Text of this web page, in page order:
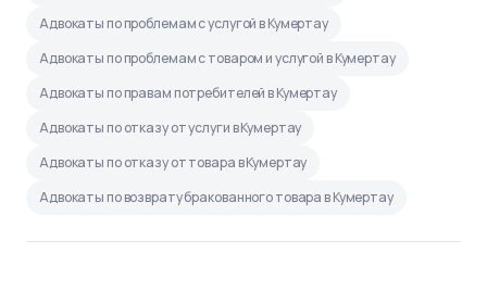
Адвокаты по проблемам с услугой в Кумертау
Адвокаты по проблемам с товаром и услугой в Кумертау
Адвокаты по правам потребителей в Кумертау
Адвокаты по отказу от услуги в Кумертау
Адвокаты по отказу от товара в Кумертау
Адвокаты по возврату бракованного товара в Кумертау